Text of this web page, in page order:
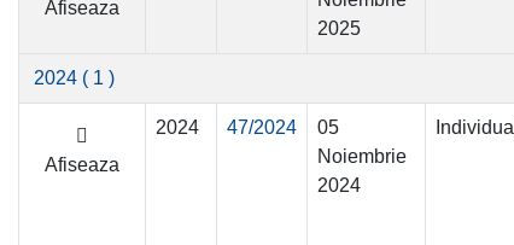
Afiseaza
2025
2024 ( 1 )
Afiseaza
2024 47/2024
05
Noiembrie
2024
Individual